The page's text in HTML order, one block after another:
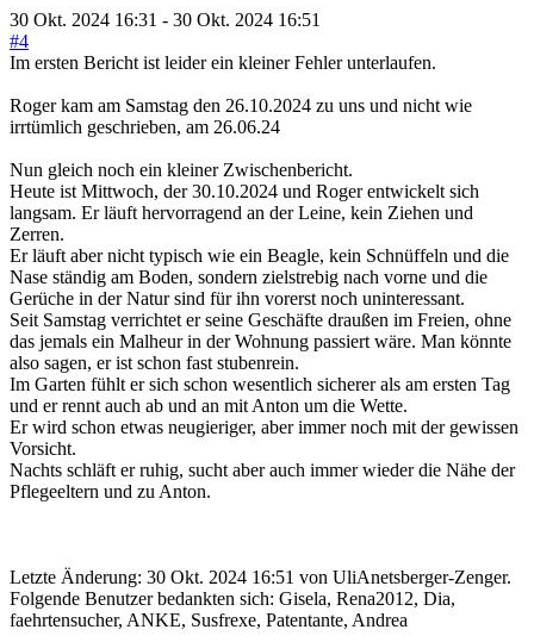
30 Okt. 2024 16:31 - 30 Okt. 2024 16:51
#4
Im ersten Bericht ist leider ein kleiner Fehler unterlaufen.
Roger kam am Samstag den 26.10.2024 zu uns und nicht wie
irrtümlich geschrieben, am 26.06.24
Nun gleich noch ein kleiner Zwischenbericht.
Heute ist Mittwoch, der 30.10.2024 und Roger entwickelt sich
langsam. Er läuft hervorragend an der Leine, kein Ziehen und
Zerren.
Er läuft aber nicht typisch wie ein Beagle, kein Schnüffeln und die
Nase ständig am Boden, sondern zielstrebig nach vorne und die
Gerüche in der Natur sind für ihn vorerst noch uninteressant.
Seit Samstag verrichtet er seine Geschäfte draußen im Freien, ohne
das jemals ein Malheur in der Wohnung passiert wäre. Man könnte
also sagen, er ist schon fast stubenrein.
Im Garten fühlt er sich schon wesentlich sicherer als am ersten Tag
und er rennt auch ab und an mit Anton um die Wette.
Er wird schon etwas neugieriger, aber immer noch mit der gewissen
Vorsicht.
Nachts schläft er ruhig, sucht aber auch immer wieder die Nähe der
Pflegeeltern und zu Anton.
Letzte Änderung: 30 Okt. 2024 16:51 von UliAnetsberger-Zenger.
Folgende Benutzer bedankten sich: Gisela, Rena2012, Dia,
faehrtensucher, ANKE, Susfrexe, Patentante, Andrea